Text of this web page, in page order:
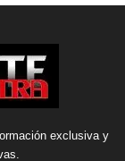
exclusiva y